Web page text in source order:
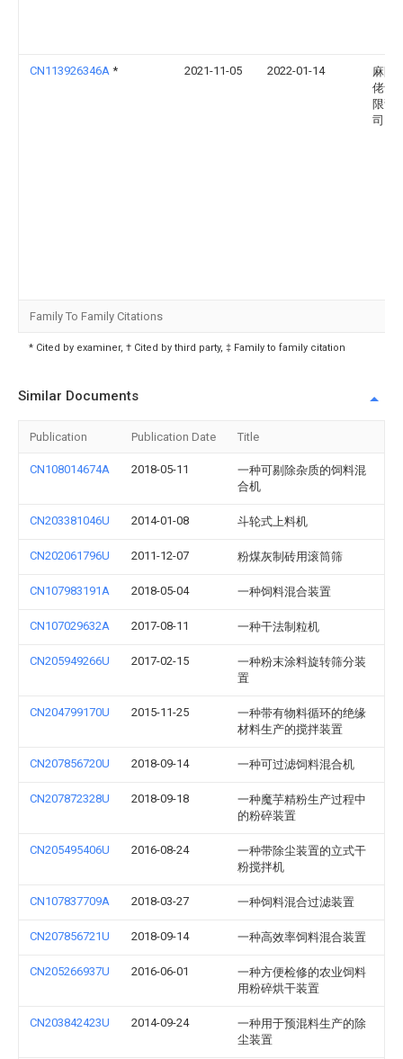
CN113926346A * 2021-11-05 2022-01-14
麻阳
佬食
限责
司
Family To Family Citations
* Cited by examiner, † Cited by third party, ‡ Family to family citation
Similar Documents
Publication Publication Date Title
CN108014674A 2018-05-11
一种可剔除杂质的饲料混
合机
CN203381046U 2014-01-08 斗轮式上料机
CN202061796U 2011-12-07 粉煤灰制砖用滚筒筛
CN107983191A 2018-05-04 一种饲料混合装置
CN107029632A 2017-08-11 一种干法制粒机
CN205949266U 2017-02-15
一种粉末涂料旋转筛分装
置
CN204799170U 2015-11-25
一种带有物料循环的绝缘
材料生产的搅拌装置
CN207856720U 2018-09-14 一种可过滤饲料混合机
CN207872328U 2018-09-18
一种魔芋精粉生产过程中
的粉碎装置
CN205495406U 2016-08-24
一种带除尘装置的立式干
粉搅拌机
CN107837709A 2018-03-27 一种饲料混合过滤装置
CN207856721U 2018-09-14 一种高效率饲料混合装置
CN205266937U 2016-06-01
一种方便检修的农业饲料
用粉碎烘干装置
CN203842423U 2014-09-24
一种用于预混料生产的除
尘装置